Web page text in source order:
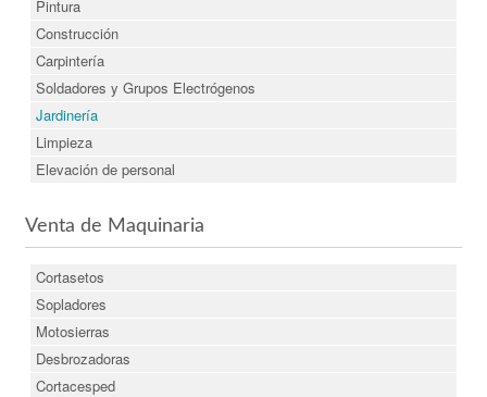
Pintura
Construcción
Carpintería
Soldadores y Grupos Electrógenos
Jardinería
Limpieza
Elevación de personal
Venta de Maquinaria
Cortasetos
Sopladores
Motosierras
Desbrozadoras
Cortacesped